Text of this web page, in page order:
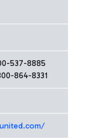
537-8885
864-8331